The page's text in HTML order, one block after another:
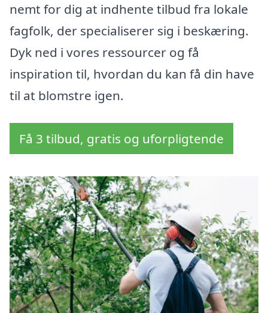
nemt for dig at indhente tilbud fra lokale
fagfolk, der specialiserer sig i beskæring.
Dyk ned i vores ressourcer og få
inspiration til, hvordan du kan få din have
til at blomstre igen.
Få 3 tilbud, gratis og uforpligtende